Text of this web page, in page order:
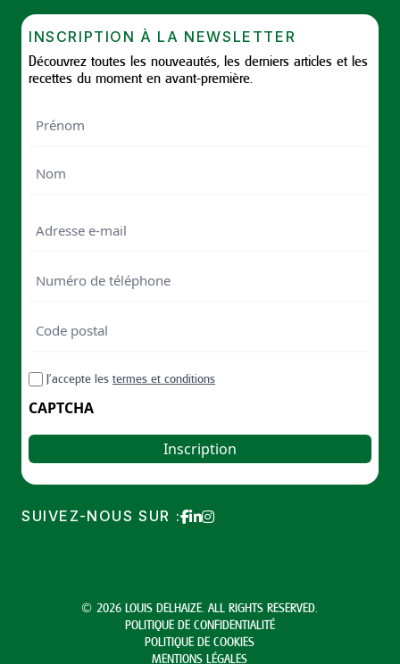
INSCRIPTION À LA NEWSLETTER
Découvrez toutes les nouveautés, les derniers articles et les
recettes du moment en avant-première.
de
postal
postal
RGPDJ’accepte les termes et conditions
CAPTCHA
SUIVEZ-NOUS SUR :
© 2026 LOUIS DELHAIZE. ALL RIGHTS RESERVED.
POLITIQUE DE CONFIDENTIALITÉ
POLITIQUE DE COOKIES
MENTIONS LÉGALES